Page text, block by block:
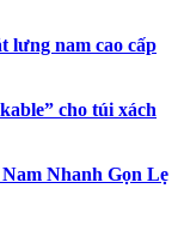
lưng nam cao cấp
cho túi xách
Nhanh Gọn Lẹ